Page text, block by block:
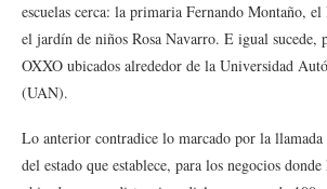
escuelas cerca: la primaria Fernando Montaño,
el jardín de niños Rosa Navarro. E igual sucede,
OXXO ubicados alrededor de la Universidad
(UAN).
Lo anterior contradice lo marcado por la
del estado que establece, para los negocios donde